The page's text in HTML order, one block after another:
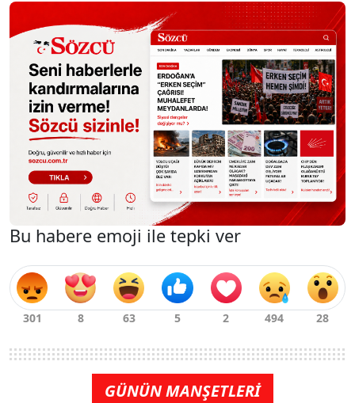
Bu habere emoji ile tepki ver
GÜNÜN MANŞETLERİ